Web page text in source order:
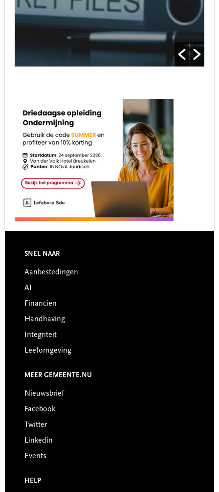
Footer
SNEL NAAR
Aanbestedingen
AI
Financiën
Handhaving
Integriteit
Leefomgeving
MEER GEMEENTE.NU
Nieuwsbrief
Facebook
Twitter
Linkedin
Events
HELP